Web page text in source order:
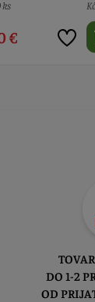
10
€
DO 1-2
OD